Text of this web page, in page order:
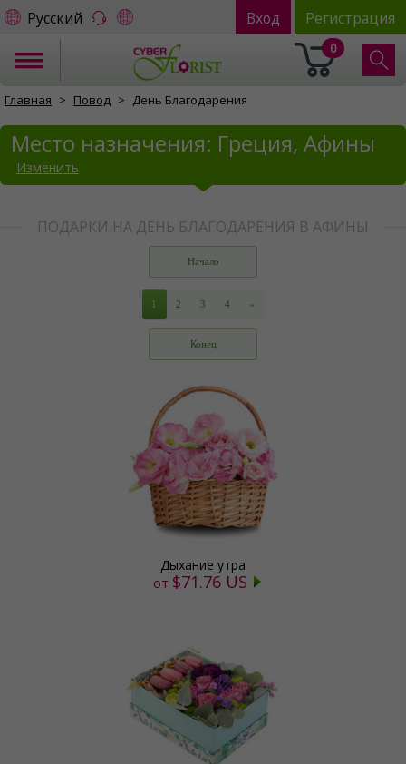
Русский Вход Регистрация
0
Главная Повод День Благодарения
Место назначения: Греция, Афины
Изменить
ПОДАРКИ НА ДЕНЬ БЛАГОДАРЕНИЯ В АФИНЫ
Начало
1 2 3 4 »
Конец
Дыхание утра
от $71.76 US